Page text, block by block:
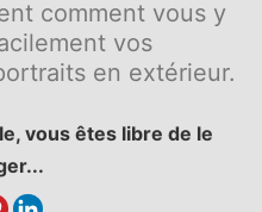
comment vous y
vos
en extérieur.
vous êtes libre de le